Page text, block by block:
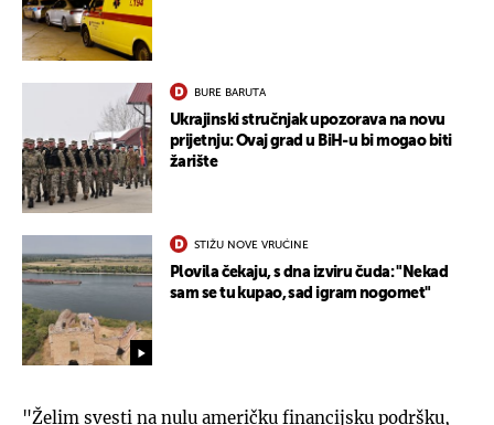
BURE BARUTA
Ukrajinski stručnjak upozorava na novu
prijetnju: Ovaj grad u BiH-u bi mogao biti
žarište
STIŽU NOVE VRUĆINE
Plovila čekaju, s dna izviru čuda: "Nekad
sam se tu kupao, sad igram nogomet"
"Želim svesti na nulu američku financijsku podršku,